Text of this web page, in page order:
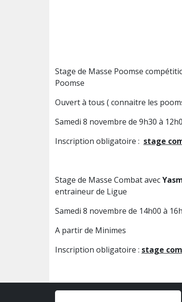
Stage de Masse Poomse
Poomse
Ouvert à tous ( connaitre les
Samedi 8 novembre de 9h30 à
Inscription obligatoire : stage
Stage de Masse Combat avec
entraineur de Ligue
Samedi 8 novembre de 14h00 à
A partir de Minimes
Inscription obligatoire : stage